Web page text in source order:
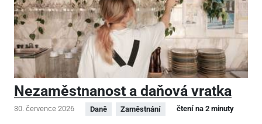
Nezaměstnanost a daňová vratka
30. července 2026 Daně Zaměstnání čtení na 2 minuty